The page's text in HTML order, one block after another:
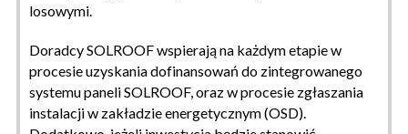
losowymi.
Doradcy SOLROOF wspierają na każdym etapie w
procesie uzyskania dofinansowań do zintegrowanego
systemu paneli SOLROOF, oraz w procesie zgłaszania
instalacji w zakładzie energetycznym (OSD).